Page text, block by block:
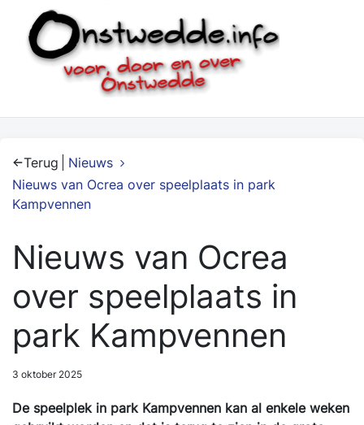
Terug
Nieuws
Nieuws van Ocrea over speelplaats in park
Kampvennen
Nieuws van Ocrea
over speelplaats in
park Kampvennen
3 oktober 2025
De speelplek in park Kampvennen kan al enkele weken